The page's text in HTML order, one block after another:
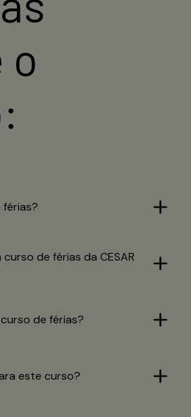
o
de férias da CESAR
de férias?
este curso?